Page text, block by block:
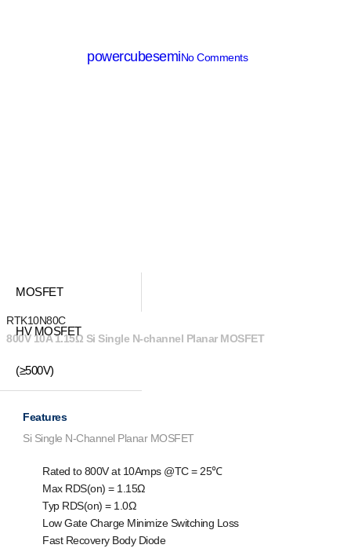
powercubesemiNo Comments
MOSFET
HV MOSFET
(≥500V)
RTK10N80C
800V 10A 1.15Ω Si Single N-channel Planar MOSFET
Features
Si Single N-Channel Planar MOSFET
Rated to 800V at 10Amps @TC= 25℃
Max RDS(on) = 1.15Ω
Typ RDS(on) = 1.0Ω
Low Gate Charge Minimize Switching Loss
Fast Recovery Body Diode